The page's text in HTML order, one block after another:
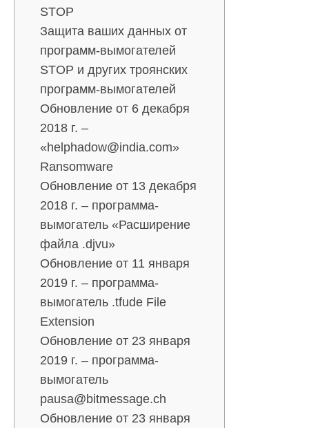
STOP
Защита ваших данных от
программ-вымогателей
STOP и других троянских
программ-вымогателей
Обновление от 6 декабря
2018 г. –
«helphadow@india.com»
Ransomware
Обновление от 13 декабря
2018 г. – программа-
вымогатель «Расширение
файла .djvu»
Обновление от 11 января
2019 г. – программа-
вымогатель .tfude File
Extension
Обновление от 23 января
2019 г. – программа-
вымогатель
pausa@bitmessage.ch
Обновление от 23 января